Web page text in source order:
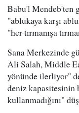
Babu'l Mendeb'ten
"ablukaya karşı
"her tırmanışa
Sana Merkezinde
Ali Salah, Middle
yönünde ilerliyor"
deniz kapasitesinin
kullanmadığını"